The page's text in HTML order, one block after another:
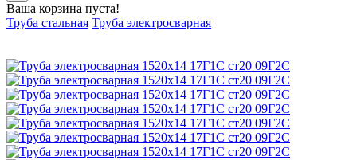
Ваша корзина пуста!
Труба стальная Труба электросварная